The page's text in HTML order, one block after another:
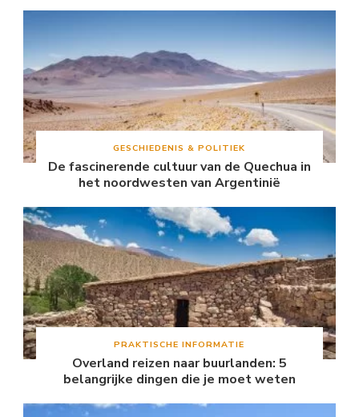
GESCHIEDENIS & POLITIEK
De fascinerende cultuur van de Quechua in
het noordwesten van Argentinië
PRAKTISCHE INFORMATIE
Overland reizen naar buurlanden: 5
belangrijke dingen die je moet weten